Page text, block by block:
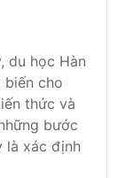
du học Hàn
biến cho
thức và
bước
là xác định